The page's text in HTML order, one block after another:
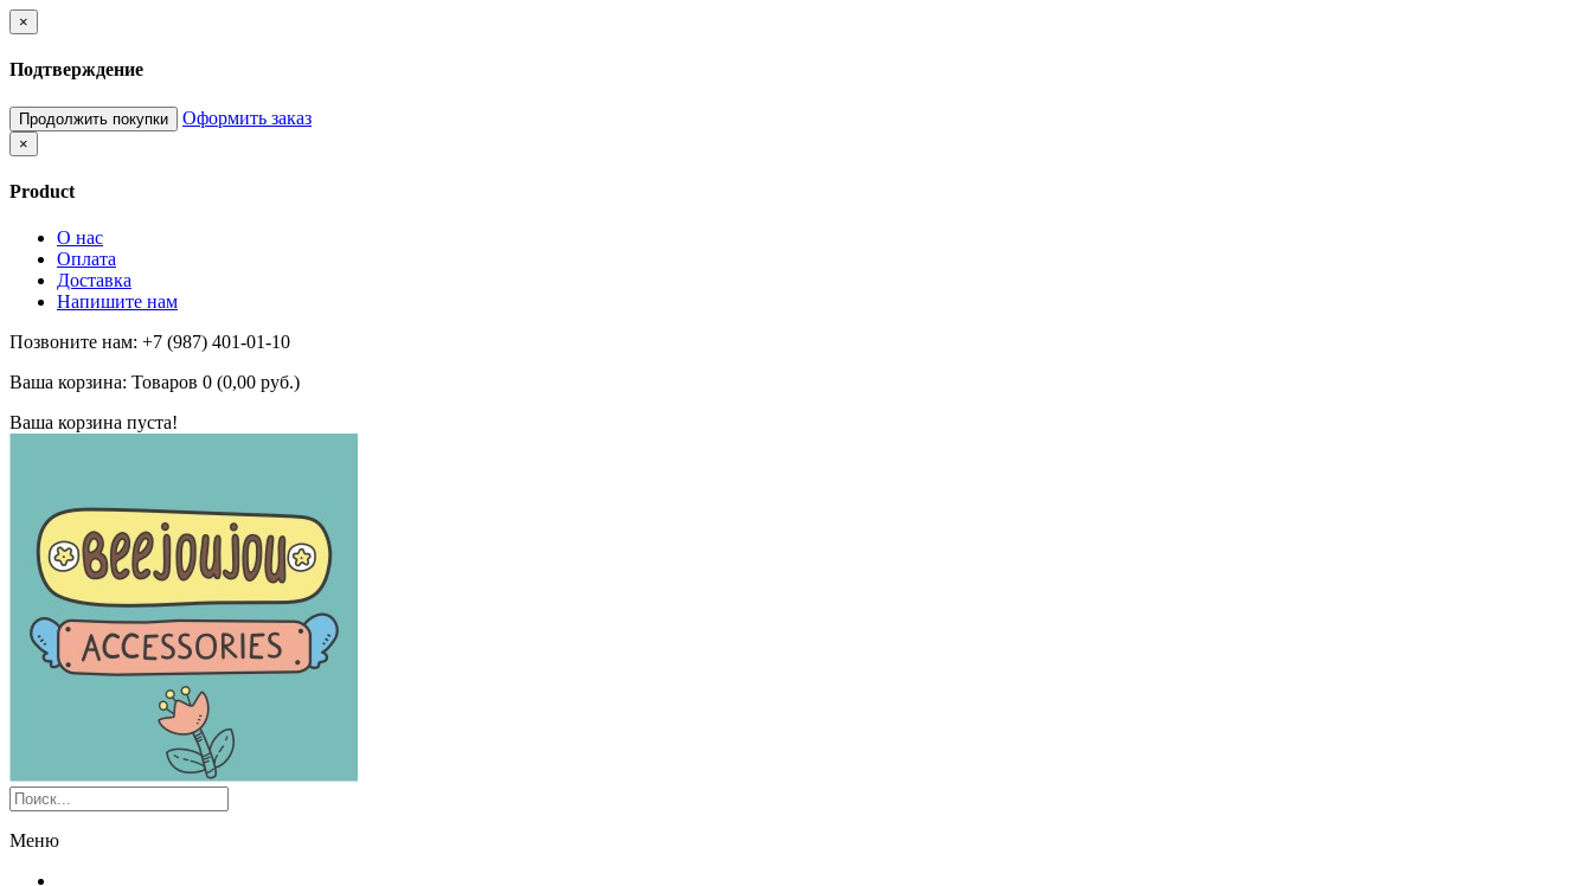
×
Подтверждение
Продолжить покупки Оформить заказ
×
Product
О нас
Оплата
Доставка
Напишите нам
Позвоните нам: +7 (987) 401-01-10
Ваша корзина: Товаров 0 (0,00 руб.)
Ваша корзина пуста!
Меню